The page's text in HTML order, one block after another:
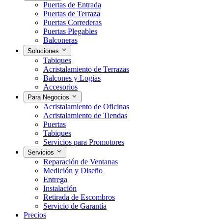
Puertas de Entrada
Puertas de Terraza
Puertas Correderas
Puertas Plegables
Balconeras
Soluciones
Tabiques
Acristalamiento de Terrazas
Balcones y Logias
Accesorios
Para Negocios
Acristalamiento de Oficinas
Acristalamiento de Tiendas
Puertas
Tabiques
Servicios para Promotores
Servicios
Reparación de Ventanas
Medición y Diseño
Entrega
Instalación
Retirada de Escombros
Servicio de Garantía
Precios